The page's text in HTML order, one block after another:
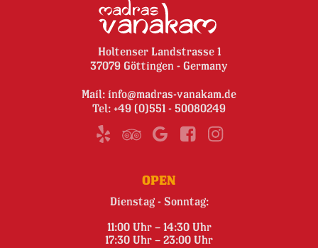
Holtenser Landstrasse 1
37079 Göttingen - Germany
Mail: info@madras-vanakam.de
Tel: +49 (0)551 - 50080249
OPEN
Dienstag - Sonntag:
11:00 Uhr – 14:30 Uhr
17:30 Uhr – 23:00 Uhr